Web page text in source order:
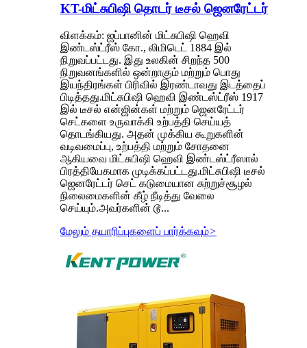
KT-மிட்சுபிஷி தொடர் டீசல் ஜெனரேட்டர்
விளக்கம்: ஜப்பானின் மிட்சுபிஷி ஹெவி
இண்டஸ்ட்ரீஸ் கோ., லிமிடெட் 1884 இல்
நிறுவப்பட்டது. இது உலகின் சிறந்த 500
நிறுவனங்களில் ஒன்றாகும் மற்றும் பொது
இயந்திரங்கள் பிரிவில் இரண்டாவது இடத்தைப்
பிடித்தது.மிட்சுபிஷி ஹெவி இண்டஸ்ட்ரீஸ் 1917
இல் டீசல் என்ஜின்கள் மற்றும் ஜெனரேட்டர்
செட்களை உருவாக்கி உற்பத்தி செய்யத்
தொடங்கியது. அதன் முக்கிய கூறுகளின்
வடிவமைப்பு, உற்பத்தி மற்றும் சோதனை
ஆகியவை மிட்சுபிஷி ஹெவி இண்டஸ்ட்ரீஸால்
பிரத்தியேகமாக முடிக்கப்பட்டது.மிட்சுபிஷி டீசல்
ஜெனரேட்டர் செட் கடுமையான சுற்றுச்சூழல்
நிலைமைகளின் கீழ் நீடித்து வேலை
செய்யும்.அவர்களின் டூ...
மேலும் தயாரிப்புகளைப் பார்க்கவும்>